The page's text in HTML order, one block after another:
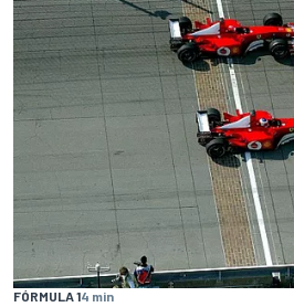
FÓRMULA 14 min